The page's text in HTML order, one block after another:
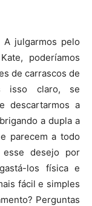
A julgarmos pelo
poderíamos
de carrascos de
isso claro, se
descartarmos a
a dupla a
parecem a todo
desejo por
los física e
fácil e simples
Perguntas